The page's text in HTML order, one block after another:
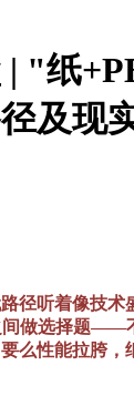
| "纸
及现
径听着像技术
间做选择题——
么性能拉胯，